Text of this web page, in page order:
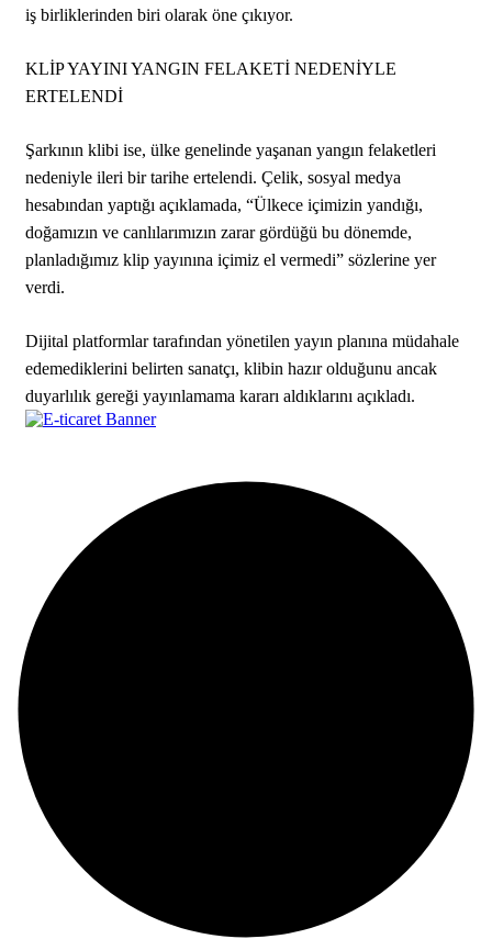
iş birliklerinden biri olarak öne çıkıyor.
KLİP YAYINI YANGIN FELAKETİ NEDENİYLE
ERTELENDİ
Şarkının klibi ise, ülke genelinde yaşanan yangın felaketleri
nedeniyle ileri bir tarihe ertelendi. Çelik, sosyal medya
hesabından yaptığı açıklamada, “Ülkece içimizin yandığı,
doğamızın ve canlılarımızın zarar gördüğü bu dönemde,
planladığımız klip yayınına içimiz el vermedi” sözlerine yer
verdi.
Dijital platformlar tarafından yönetilen yayın planına müdahale
edemediklerini belirten sanatçı, klibin hazır olduğunu ancak
duyarlılık gereği yayınlamama kararı aldıklarını açıkladı.